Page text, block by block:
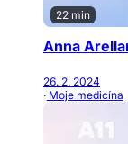
22 min
Anna
26. 2. 2024
· Moje medicína